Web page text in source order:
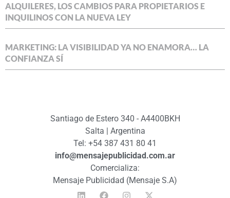
ALQUILERES, LOS CAMBIOS PARA PROPIETARIOS E
INQUILINOS CON LA NUEVA LEY
MARKETING: LA VISIBILIDAD YA NO ENAMORA… LA
CONFIANZA SÍ
Santiago de Estero 340 - A4400BKH
Salta | Argentina
Tel: +54 387 431 80 41
info@mensajepublicidad.com.ar
Comercializa:
Mensaje Publicidad (Mensaje S.A)